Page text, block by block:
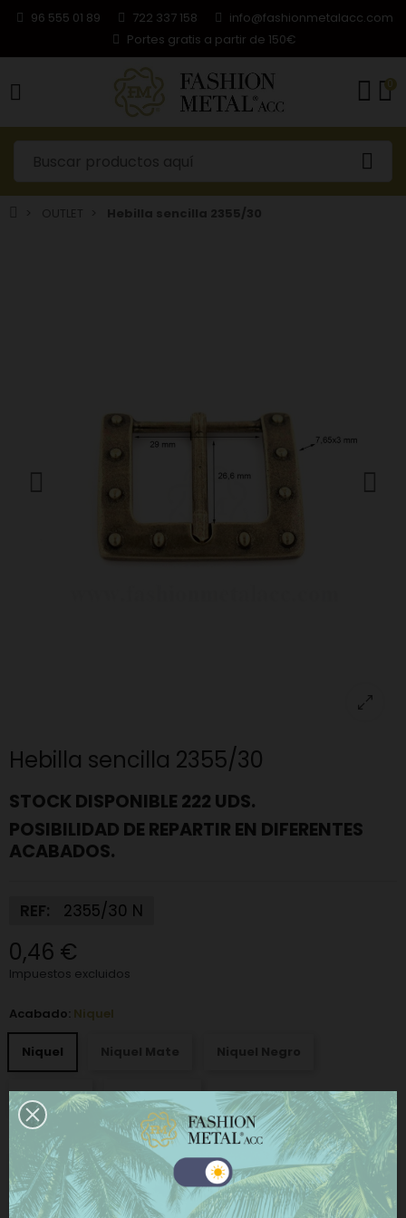
96 555 01 89 722 337 158
info@fashionmetalacc.com
Portes gratis a partir de 150€
0
Hebilla sencilla 2355/30
STOCK DISPONIBLE 222 UDS.
POSIBILIDAD DE REPARTIR EN DIFERENTES
ACABADOS.
REF: 2355/30 N
0,46 €
Impuestos excluidos
Acabado: Niquel
Niquel
Oro Viejo Plata Vieja
+ AÑADIR AL CARRITO
COMPRAR AHORA
Este sitio web utiliza cookies propias y de terceros
para mejorar nuestros servicios y mostrarle
publicidad relacionada con sus preferencias